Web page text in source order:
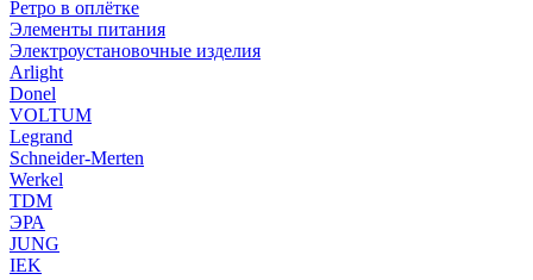
Ретро в оплётке
Элементы питания
Электроустановочные изделия
Arlight
Donel
VOLTUM
Legrand
Schneider-Merten
Werkel
TDM
ЭРА
JUNG
IEK